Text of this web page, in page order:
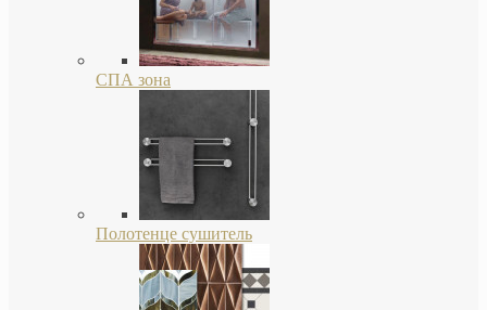
СПА зона
Полотенце сушитель